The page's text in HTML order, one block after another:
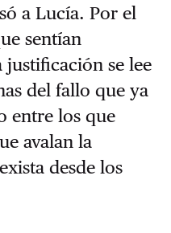
a Lucía. Por el
sentían
se lee
del fallo que ya
entre los que
avalan la
desde los